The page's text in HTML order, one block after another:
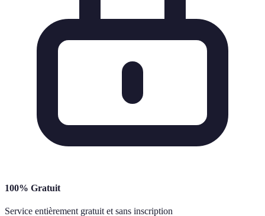
100% Gratuit
Service entièrement gratuit et sans inscription